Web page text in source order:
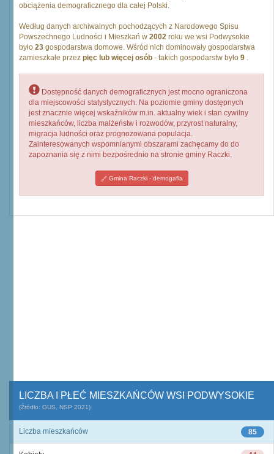
obciążenia demograficznego dla całej Polski.
Według danych archiwalnych pochodzących z Narodowego Spisu
Powszechnego Ludności i Mieszkań w 2002 roku we wsi Podwysokie
było 23 gospodarstwa domowe. Wśród nich dominowały gospodarstwa
zamieszkałe przez pięc lub więcej osób - takich gospodarstw było 9 .
Dostępność danych demograficznych jest mocno ograniczona
dla miejscowości statystycznych. Na poziomie gminy dostępnych
jest znacznie więcej wskaźników m.in. aktualny wiek i stan cywilny
mieszkańców, liczba małżeństw i rozwodów, przyrost naturalny,
migracja ludności oraz prognozowana populacja.
Zainteresowanych wspomnianymi obszarami zachęcamy do do
zapoznania się z nimi bezpośrednio na stronie gminy Raczki.
Gmina Raczki - demogafia
LICZBA I PŁEĆ MIESZKAŃCÓW WSI PODWYSOKIE
(Źródło: GUS, NSP 2021)
85
Liczba mieszkańców